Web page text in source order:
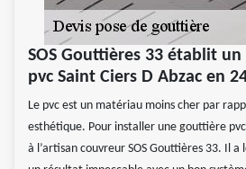
SOS Gouttières 33 établit
pvc Saint Ciers D Abzac en
Le pvc est un matériau moins cher par
esthétique. Pour installer une gouttière
à l’artisan couvreur SOS Gouttières 33. Il a